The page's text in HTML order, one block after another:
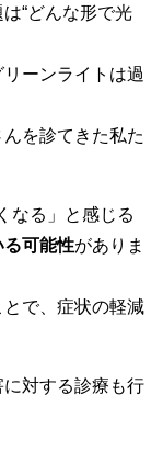
“どんな形で光
ーンライトは過
を診てきた私た
なる」と感じる
る可能性がありま
で、症状の軽減
対する診療も行